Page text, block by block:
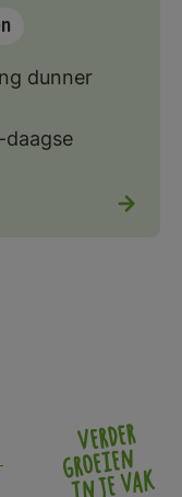
dunner